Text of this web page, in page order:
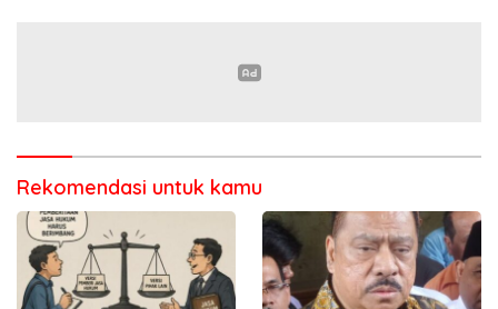
Rekomendasi untuk kamu